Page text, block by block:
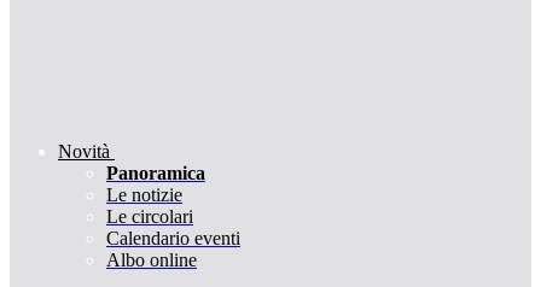
Novità
Panoramica
Le notizie
Le circolari
Calendario eventi
Albo online